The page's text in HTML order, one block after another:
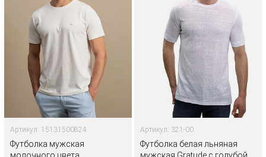
Артикул: 15131500824
Футболка мужская
Артикул: 321-00
Футболка белая льняная